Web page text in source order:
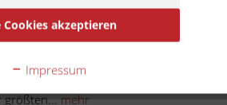
größten... mehr
Cookies akzeptieren
Impressum